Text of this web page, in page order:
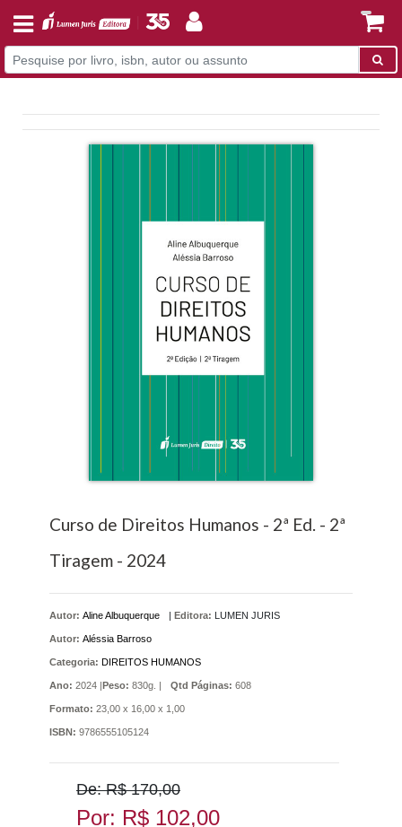
Curso de Direitos Humanos - 2ª Ed. - 2ª
Tiragem - 2024
Autor: Aline Albuquerque
Autor: Aléssia Barroso
Editora: LUMEN JURIS
Categoria: DIREITOS HUMANOS
Ano: 2024 | Peso: 830g. | Qtd Páginas: 608
Formato: 23,00 x 16,00 x 1,00
ISBN: 9786555105124
De: R$ 170,00
Por: R$ 102,00